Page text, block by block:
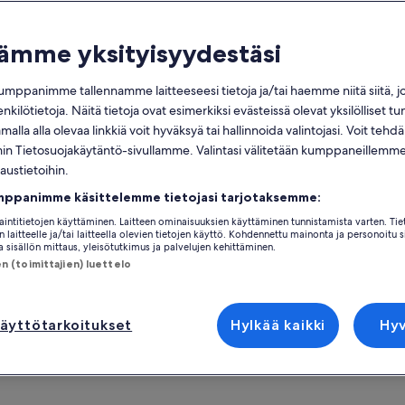
Ilmainen
saatavilla
8 h
Mobiilikuponki Välitön vahvistus
(pronssikausi) ja Jägalan vesiputouksella.
Vaellus Viru Suon polulla. Sään salliessa:
mahdollisuus uida suojärvessä.
Vierailu Käsmun kapteenikylässä ja kävely
ravintolassa
Aktiviteetin sijainti
Tallinn
Suur-Karja tn 17,
next to the
yksityisyydestäsi
tallennamme laitteeseesi tietoja ja/tai haemme niitä siitä,
Näitä tietoja ovat esimerkiksi evästeissä olevat yksilölliset
alla olevaa linkkiä voit hyväksyä tai hallinnoida valintojasi. Voit
Tietosuojakäytäntö-sivullamme. Valintasi välitetään
käsittelemme tietojasi tarjotaksemme:
käyttäminen. Laitteen ominaisuuksien käyttäminen tunnistamista varten.
laitteelle ja/tai laitteella olevien tietojen käyttö. Kohdennettu mainonta ja personoitu
sisällön mittaus, yleisötutkimus ja palvelujen kehittäminen.
(toimittajien) luettelo
Hylkää kaikki